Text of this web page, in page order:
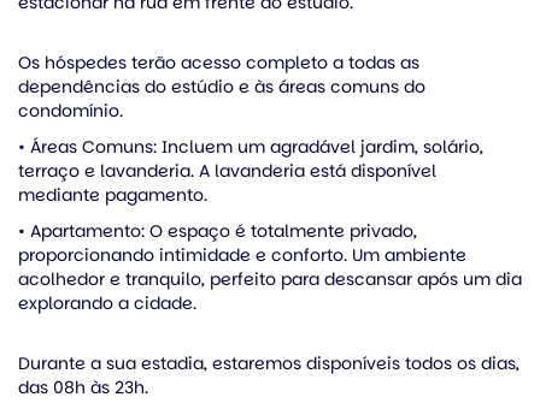
Os hóspedes terão acesso completo a todas as
dependências do estúdio e às áreas comuns do
condomínio.
• Áreas Comuns: Incluem um agradável jardim, solário,
terraço e lavanderia. A lavanderia está disponível
mediante pagamento.
• Apartamento: O espaço é totalmente privado,
proporcionando intimidade e conforto. Um ambiente
acolhedor e tranquilo, perfeito para descansar após um dia
explorando a cidade.
Durante a sua estadia, estaremos disponíveis todos os dias,
das 08h às 23h.